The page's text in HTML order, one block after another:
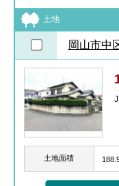
土地
岡山市中
土地面積